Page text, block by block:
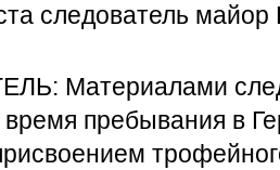
следователь
Материалами
время пребывания в